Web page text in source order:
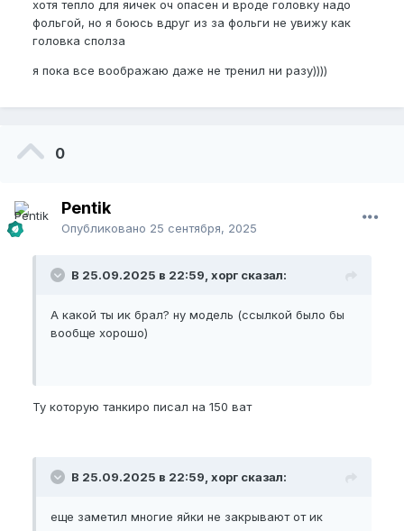
хотя тепло для яичек оч опасен и вроде головку надо
фольгой, но я боюсь вдруг из за фольги не увижу как
головка сполза
я пока все воображаю даже не тренил ни разу))))
0
Pentik
Опубликовано 25 сентября, 2025
В 25.09.2025 в 22:59, хорг сказал:
А какой ты ик брал? ну модель (ссылкой было бы
вообще хорошо)
Ту которую танкиро писал на 150 ват
В 25.09.2025 в 22:59, хорг сказал:
еще заметил многие яйки не закрывают от ик